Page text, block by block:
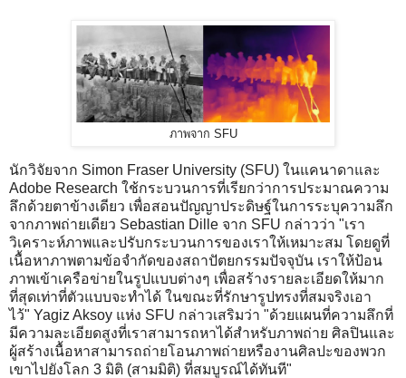
ภาพจาก SFU
นักวิจัยจาก Simon Fraser University (SFU) ในแคนาดาและ
Adobe Research ใช้กระบวนการที่เรียกว่าการประมาณความ
ลึกด้วยตาข้างเดียว เพื่อสอนปัญญาประดิษฐ์ในการระบุความลึก
จากภาพถ่ายเดียว Sebastian Dille จาก SFU กล่าวว่า "เรา
วิเคราะห์ภาพและปรับกระบวนการของเราให้เหมาะสม โดยดูที่
เนื้อหาภาพตามข้อจำกัดของสถาปัตยกรรมปัจจุบัน เราให้ป้อน
ภาพเข้าเครือข่ายในรูปแบบต่างๆ เพื่อสร้างรายละเอียดให้มาก
ที่สุดเท่าที่ตัวแบบจะทำได้ ในขณะที่รักษารูปทรงที่สมจริงเอา
ไว้" Yagiz Aksoy แห่ง SFU กล่าวเสริมว่า "ด้วยแผนที่ความลึกที่
มีความละเอียดสูงที่เราสามารถหาได้สำหรับภาพถ่าย ศิลปินและ
ผู้สร้างเนื้อหาสามารถถ่ายโอนภาพถ่ายหรืองานศิลปะของพวก
เขาไปยังโลก 3 มิติ (สามมิติ) ที่สมบูรณ์ได้ทันที"